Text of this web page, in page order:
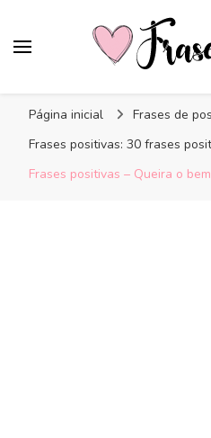
Página inicial
Frases de
Frases positivas: 30 frases
Frases positivas – Queira o bem